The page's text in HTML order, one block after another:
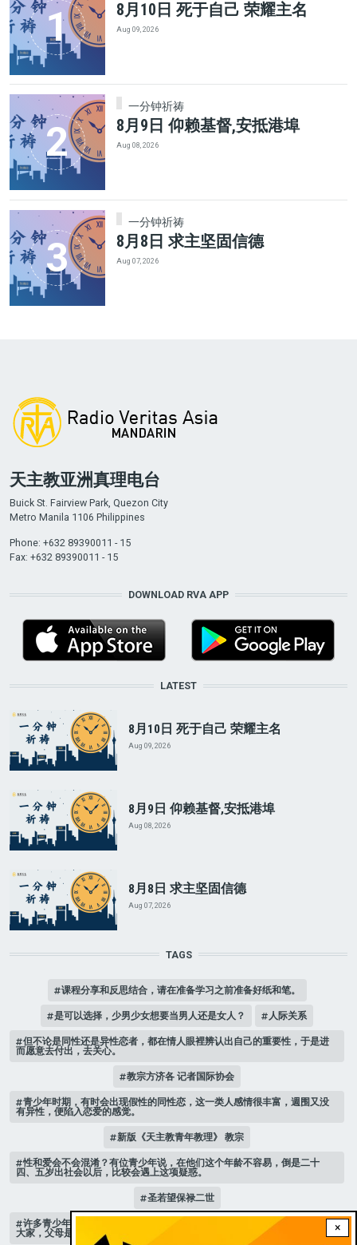
8月10日 死于自己 荣耀主名
Aug 09, 2026
一分钟祈祷
8月9日 仰赖基督,安抵港埠
Aug 08, 2026
一分钟祈祷
8月8日 求主坚固信德
Aug 07, 2026
×
天主教亚洲真理电台
Buick St. Fairview Park, Quezon City
Metro Manila 1106 Philippines
Phone: +632 89390011 - 15
Fax: +632 89390011 - 15
DOWNLOAD RVA APP
LATEST
8月10日 死于自己 荣耀主名
Aug 09, 2026
8月9日 仰赖基督,安抵港埠
Aug 08, 2026
8月8日 求主坚固信德
Aug 07, 2026
TAGS
课程分享和反思结合，请在准备学习之前准备好纸和笔。
是可以选择，少男少女想要当男人还是女人？ 人际关系
但不论是同性还是异性恋者，都在情人眼裡辨认出自己的重要性，于是进
而愿意去付出，去关心。
教宗方济各 记者国际协会
青少年时期，有时会出现假性的同性恋，这一类人感情很丰富，週围又没
有异性，便陷入恋爱的感觉。
新版《天主教青年教理》 教宗
性和爱会不会混淆？有位青少年说，在他们这个年龄不容易，倒是二十
四、五岁出社会以后，比较会遇上这项疑惑。
圣若望保禄二世
许多青少年，抱怨自己的父母无法沟通，有一位高中女孩以亲身经历建议
大家，父母是自己最亲的人，不能逃离